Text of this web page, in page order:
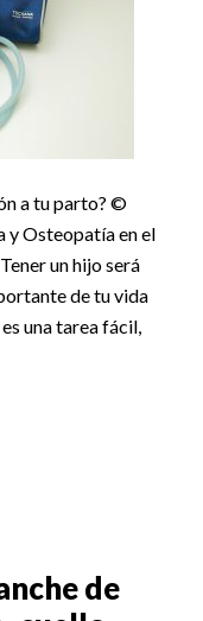
a tu parto? ©
y Osteopatía en el
un hijo será
de tu vida
una tarea fácil,
de